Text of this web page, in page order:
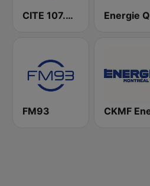
CITE 107.3 Rouge FM
FM93